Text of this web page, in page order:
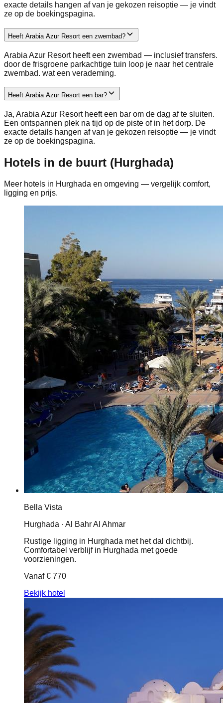
exacte details hangen af van je gekozen reisoptie — je vindt
ze op de boekingspagina.
Heeft Arabia Azur Resort een zwembad?
Arabia Azur Resort heeft een zwembad — inclusief transfers.
door de frisgroene parkachtige tuin loop je naar het centrale
zwembad. wat een verademing.
Heeft Arabia Azur Resort een bar?
Ja, Arabia Azur Resort heeft een bar om de dag af te sluiten.
Een ontspannen plek na tijd op de piste of in het dorp. De
exacte details hangen af van je gekozen reisoptie — je vindt
ze op de boekingspagina.
Hotels in de buurt (Hurghada)
Meer hotels in Hurghada en omgeving — vergelijk comfort,
ligging en prijs.
Bella Vista
Hurghada · Al Bahr Al Ahmar
Rustige ligging in Hurghada met het dal dichtbij.
Comfortabel verblijf in Hurghada met goede
voorzieningen.
Vanaf€ 770
Bekijk hotel